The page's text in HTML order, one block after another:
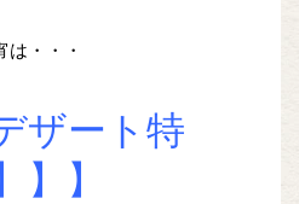
は・・・
ザート特
】】